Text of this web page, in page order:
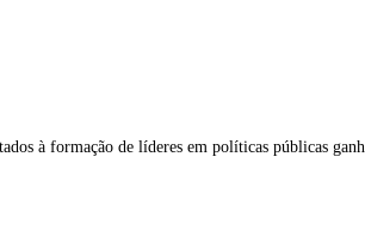
à formação de líderes em políticas públicas